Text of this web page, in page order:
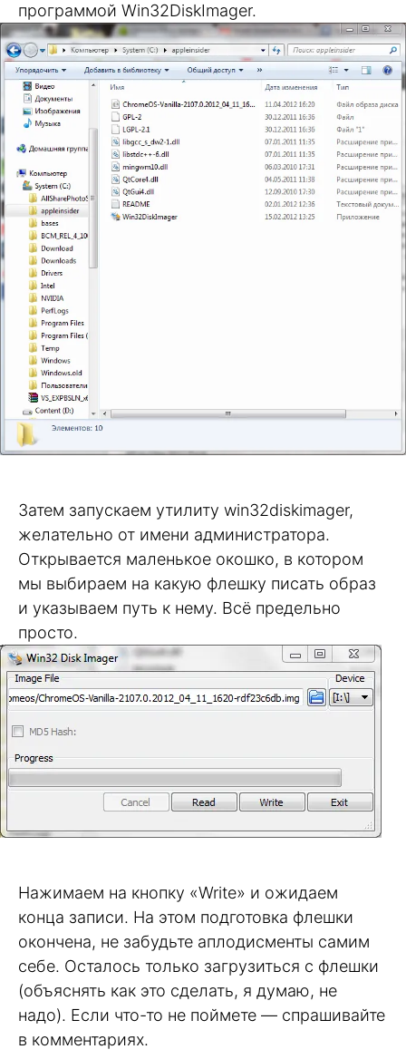
программой Win32DiskImager.
Затем запускаем утилиту win32diskimager,
желательно от имени администратора.
Открывается маленькое окошко, в котором
мы выбираем на какую флешку писать образ
и указываем путь к нему. Всё предельно
просто.
Нажимаем на кнопку «Write» и ожидаем
конца записи. На этом подготовка флешки
окончена, не забудьте аплодисменты самим
себе. Осталось только загрузиться с флешки
(объяснять как это сделать, я думаю, не
надо). Если что-то не поймете — спрашивайте
в комментариях.